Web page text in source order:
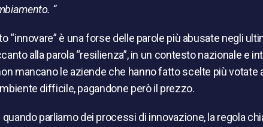
“
“innovare” è una forse delle parole più abusate negli
alla parola “resilienza”, in un contesto nazionale e
mancano le aziende che hanno fatto scelte più votate
difficile, pagandone però il prezzo.
parliamo dei processi di innovazione, la regola